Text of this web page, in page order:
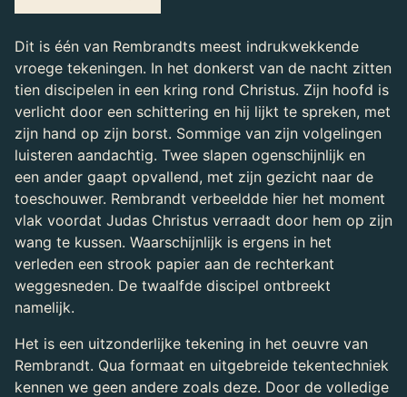
Tekenaar
Dit is één van Rembrandts meest indrukwekkende
vroege tekeningen. In het donkerst van de nacht zitten
tien discipelen in een kring rond Christus. Zijn hoofd is
verlicht door een schittering en hij lijkt te spreken, met
zijn hand op zijn borst. Sommige van zijn volgelingen
luisteren aandachtig. Twee slapen ogenschijnlijk en
een ander gaapt opvallend, met zijn gezicht naar de
toeschouwer. Rembrandt verbeeldde hier het moment
vlak voordat Judas Christus verraadt door hem op zijn
wang te kussen. Waarschijnlijk is ergens in het
verleden een strook papier aan de rechterkant
weggesneden. De twaalfde discipel ontbreekt
namelijk.
Het is een uitzonderlijke tekening in het oeuvre van
Rembrandt. Qua formaat en uitgebreide tekentechniek
kennen we geen andere zoals deze. Door de volledige